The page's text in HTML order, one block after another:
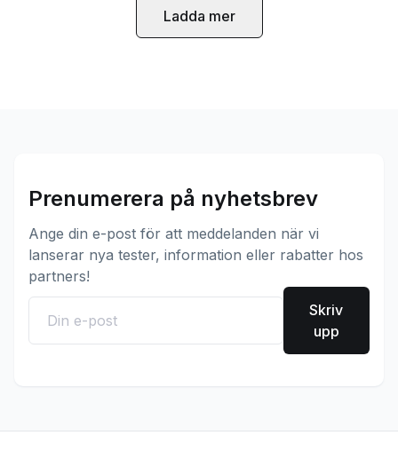
Ladda mer
Prenumerera på nyhetsbrev
Ange din e-post för att meddelanden när vi
lanserar nya tester, information eller rabatter hos
partners!
Skriv
upp